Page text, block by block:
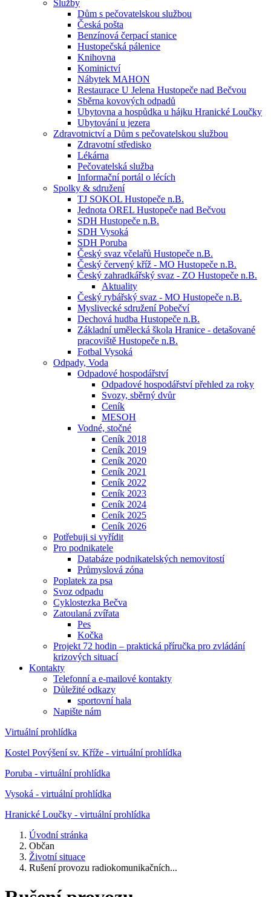
Služby
Dům s pečovatelskou službou
Česká pošta
Benzínová čerpací stanice
Hustopečská pálenice
Knihovna
Kominictví
Nábytek MAHON
Restaurace U Jelena Hustopeče nad Bečvou
Sběrna kovových odpadů
Ubytovna a hospůdka u hájku Hranické Loučky
Ubytování u jezera
Zdravotnictví a Dům s pečovatelskou službou
Zdravotní středisko
Lékárna
Pečovatelská služba
Informační portál o lécích
Spolky & sdružení
TJ SOKOL Hustopeče n.B.
Jednota OREL Hustopeče nad Bečvou
SDH Hustopeče n.B.
SDH Vysoká
SDH Poruba
Český svaz včelařů Hustopeče n.B.
Český červený kříž - MO Hustopeče n.B.
Český zahradkářský svaz - ZO Hustopeče n.B.
Aktuality
Český rybářský svaz - MO Hustopeče n.B.
Myslivecké sdružení Pobečví
Dechová hudba Hustopeče n.B.
Základní umělecká škola Hranice - detašované
pracoviště Hustopeče n.B.
Fotbal Vysoká
Odpady, Voda
Odpadové hospodářství
Odpadové hospodářství přehled za roky
Svozy, sběrný dvůr
Ceník
MESOH
Vodné, stočné
Ceník 2018
Ceník 2019
Ceník 2020
Ceník 2021
Ceník 2022
Ceník 2023
Ceník 2024
Ceník 2025
Ceník 2026
Potřebuji si vyřídit
Pro podnikatele
Databáze podnikatelských nemovitostí
Průmyslová zóna
Poplatek za psa
Svoz odpadu
Cyklostezka Bečva
Zatoulaná zvířata
Pes
Kočka
Projekt 72 hodin – praktická příručka pro zvládání
krizových situací
Kontakty
Telefonní a e-mailové kontakty
Důležité odkazy
sportovní hala
Napište nám
Virtuální prohlídka
Kostel Povýšení sv. Kříže - virtuální prohlídka
Poruba - virtuální prohlídka
Vysoká - virtuální prohlídka
Hranické Loučky - virtuální prohlídka
Úvodní stránka
Občan
Životní situace
Rušení provozu radiokomunikačních...